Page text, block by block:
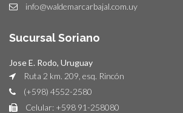
info@waldemarcarbajal.com.uy
Sucursal Soriano
Jose E. Rodo, Uruguay
Ruta 2 km. 209, esq. Rincón
(+598) 4552-2580
Celular: +598 91-258080